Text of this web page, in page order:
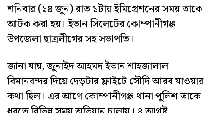
শনিবার (১৪ জুন) রাত ১টায় ইমিগ্রেশনের সময় তাকে
আটক করা হয়। ইভান সিলেটের কোম্পানীগঞ্জ
উপজেলা ছাত্রলীগের সহ সভাপতি।
জানা যায়, জুনাইদ আহমদ ইভান শাহজালাল
বিমানবন্দর দিয়ে দেড়টার ফ্লাইটে সৌদি আরব যাওয়ার
কথা ছিল। এর আগে কোম্পানীগঞ্জ থানা পুলিশ তাকে